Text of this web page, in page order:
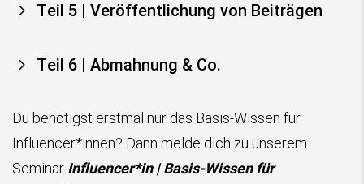
Teil 5 | Veröffentlichung von Beiträgen
Teil 6 | Abmahnung & Co.
Du benötigst erstmal nur das Basis-Wissen für
Influencer*innen? Dann melde dich zu unserem
Seminar Influencer*in | Basis-Wissen für